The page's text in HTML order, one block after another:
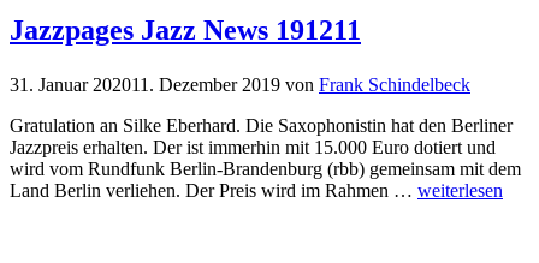
Jazzpages Jazz News 191211
31. Januar 202011. Dezember 2019 von Frank Schindelbeck
Gratulation an Silke Eberhard. Die Saxophonistin hat den Berliner
Jazzpreis erhalten. Der ist immerhin mit 15.000 Euro dotiert und
wird vom Rundfunk Berlin-Brandenburg (rbb) gemeinsam mit dem
Land Berlin verliehen. Der Preis wird im Rahmen … weiterlesen